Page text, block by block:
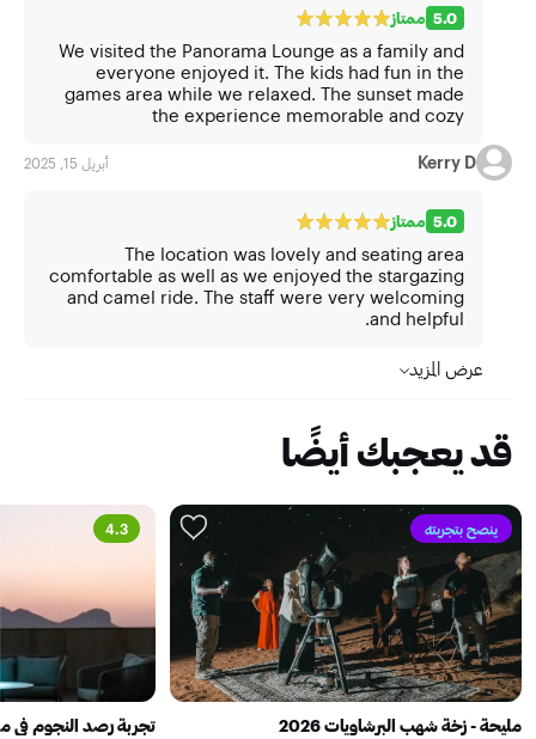
5.0 ممتاز
We visited the Panorama Lounge as a family and
everyone enjoyed it. The kids had fun in the
games area while we relaxed. The sunset made
the experience memorable and cozy
Kerry D أبريل 15, 2025
5.0 ممتاز
The location was lovely and seating area
comfortable as well as we enjoyed the stargazing
and camel ride. The staff were very welcoming
and helpful.
عرض المزيد
قد يعجبك أيضًا
ينصح بتجربته
مليحة - زخة شهب البرشاويات 2026
4.3
تجربة رصد النجوم في